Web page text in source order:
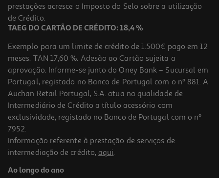
1,99 €
Noodles Maggi Saucy Chicken Sesame Cup 75g
19.87 €/Kg
prestações acresce o Imposto do Selo sobre a utilização
de Crédito.
TAEG DO CARTÃO DE CRÉDITO: 18,4 %
Exemplo para um limite de crédito de 1.500€ pago em 12
meses. TAN 17,60 %. Adesão ao Cartão sujeita a
aprovação. Informe-se junto do Oney Bank – Sucursal em
Portugal, registado no Banco de Portugal com o nº 881. A
Auchan Retail Portugal, S.A. atua na qualidade de
Intermediário de Crédito a título acessório com
exclusividade, registado no Banco de Portugal com o nº
7952.
Informação referente à prestação de serviços de
intermediação de crédito, aqui.
Ao longo do ano